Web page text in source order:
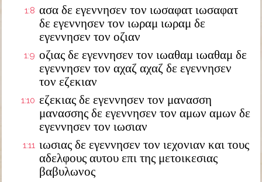
1:8 ασα δε εγεννησεν τον ιωσαφατ ιωσαφατ
δε εγεννησεν τον ιωραμ ιωραμ δε
εγεννησεν τον οζιαν
1:9 οζιας δε εγεννησεν τον ιωαθαμ ιωαθαμ δε
εγεννησεν τον αχαζ αχαζ δε εγεννησεν
τον εζεκιαν
1:10 εζεκιας δε εγεννησεν τον μανασση
μανασσης δε εγεννησεν τον αμων αμων δε
εγεννησεν τον ιωσιαν
1:11 ιωσιας δε εγεννησεν τον ιεχονιαν και τους
αδελφους αυτου επι της μετοικεσιας
βαβυλωνος